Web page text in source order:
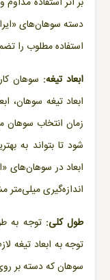
دسته سوهان‌های «
استفاده مطلوب را
ابعاد تیغه: سوهان
ابعاد تیغه سوهان،
زمان انتخاب سوهان
شود تا بتواند به
ابعاد در
اندازه‌گیری
طول کلی: توجه به
توجه به ابعاد تیغه
سوهان که دسته بر